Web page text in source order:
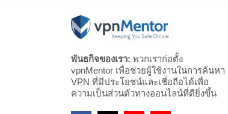
พันธกิจของเรา: พวกเราก่อตั้ง
vpnMentor เพื่อช่วยผู้ใช้งานในการค้นหา
VPN ที่มีประโยชน์และเชี่อถือได้เพื่อ
ความเป็นส่วนตัวทางออนไลน์ที่ดียิ่งขึ้น